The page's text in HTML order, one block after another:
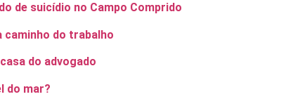
de suicídio no Campo Comprido
caminho do trabalho
do advogado
do mar?